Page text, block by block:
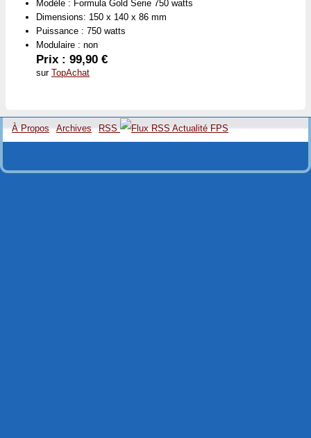
Modèle : Formula Gold Serie 750 watts
Dimensions: 150 x 140 x 86 mm
Puissance : 750 watts
Modulaire : non
Prix : 99,90 €
sur TopAchat
À Propos Archives RSS